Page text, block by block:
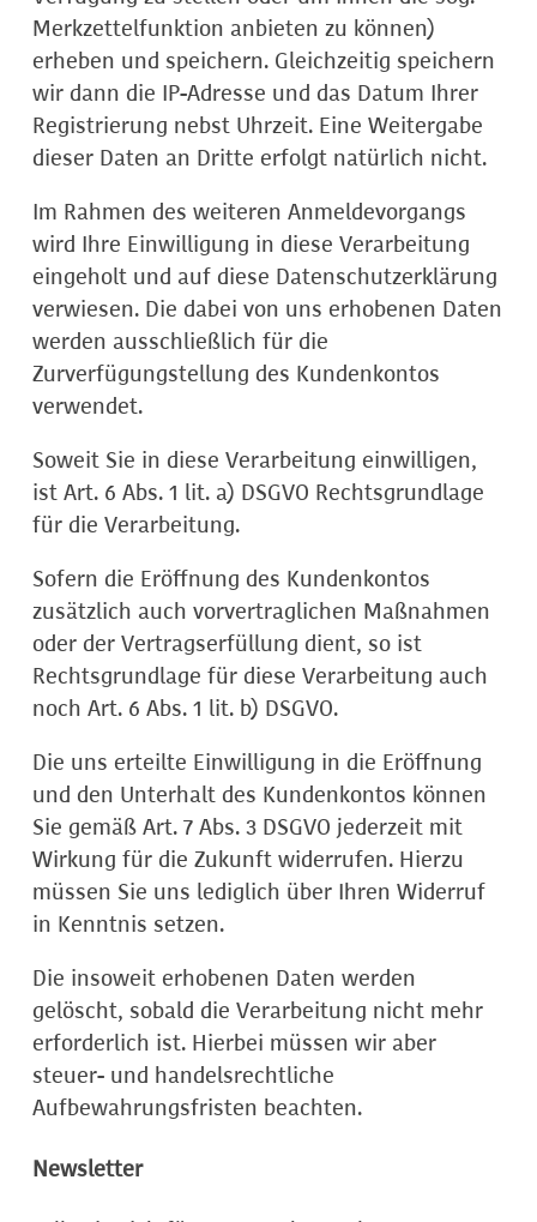
Merkzettelfunktion anbieten zu können)
erheben und speichern. Gleichzeitig speichern
wir dann die IP-Adresse und das Datum Ihrer
Registrierung nebst Uhrzeit. Eine Weitergabe
dieser Daten an Dritte erfolgt natürlich nicht.
Im Rahmen des weiteren Anmeldevorgangs
wird Ihre Einwilligung in diese Verarbeitung
eingeholt und auf diese Datenschutzerklärung
verwiesen. Die dabei von uns erhobenen Daten
werden ausschließlich für die
Zurverfügungstellung des Kundenkontos
verwendet.
Soweit Sie in diese Verarbeitung einwilligen,
ist Art. 6 Abs. 1 lit. a) DSGVO Rechtsgrundlage
für die Verarbeitung.
Sofern die Eröffnung des Kundenkontos
zusätzlich auch vorvertraglichen Maßnahmen
oder der Vertragserfüllung dient, so ist
Rechtsgrundlage für diese Verarbeitung auch
noch Art. 6 Abs. 1 lit. b) DSGVO.
Die uns erteilte Einwilligung in die Eröffnung
und den Unterhalt des Kundenkontos können
Sie gemäß Art. 7 Abs. 3 DSGVO jederzeit mit
Wirkung für die Zukunft widerrufen. Hierzu
müssen Sie uns lediglich über Ihren Widerruf
in Kenntnis setzen.
Die insoweit erhobenen Daten werden
gelöscht, sobald die Verarbeitung nicht mehr
erforderlich ist. Hierbei müssen wir aber
steuer- und handelsrechtliche
Aufbewahrungsfristen beachten.
Newsletter